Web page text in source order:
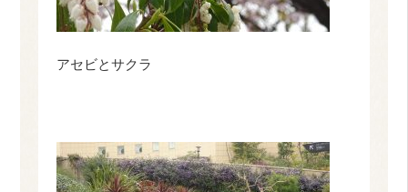
アセビとサクラ